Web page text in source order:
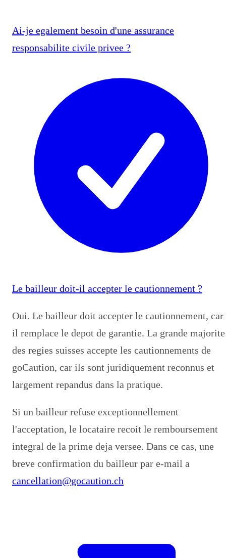
Ai-je egalement besoin d'une assurance
responsabilite civile privee ?
Le bailleur doit-il accepter le cautionnement ?
Oui. Le bailleur doit accepter le cautionnement, car
il remplace le depot de garantie. La grande majorite
des regies suisses accepte les cautionnements de
goCaution, car ils sont juridiquement reconnus et
largement repandus dans la pratique.
Si un bailleur refuse exceptionnellement
l'acceptation, le locataire recoit le remboursement
integral de la prime deja versee. Dans ce cas, une
breve confirmation du bailleur par e-mail a
cancellation@gocaution.ch